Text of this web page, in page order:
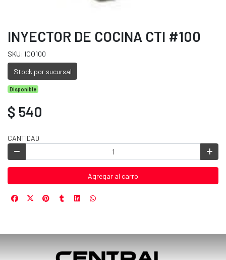
INYECTOR DE COCINA CTI #100
SKU: ICO100
Stock por sucursal
Disponible
$ 540
CANTIDAD
Agregar al carro